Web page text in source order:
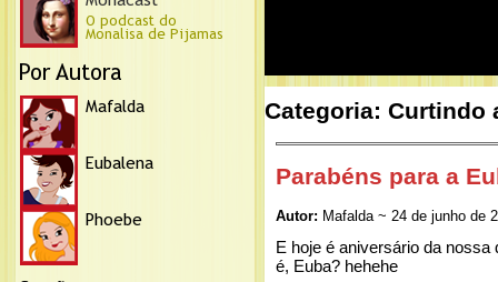
Categoria: Curtindo
Parabéns para a
Autor: Mafalda ~ 24 de junho de
E hoje é aniversário da nossa
é, Euba? hehehe